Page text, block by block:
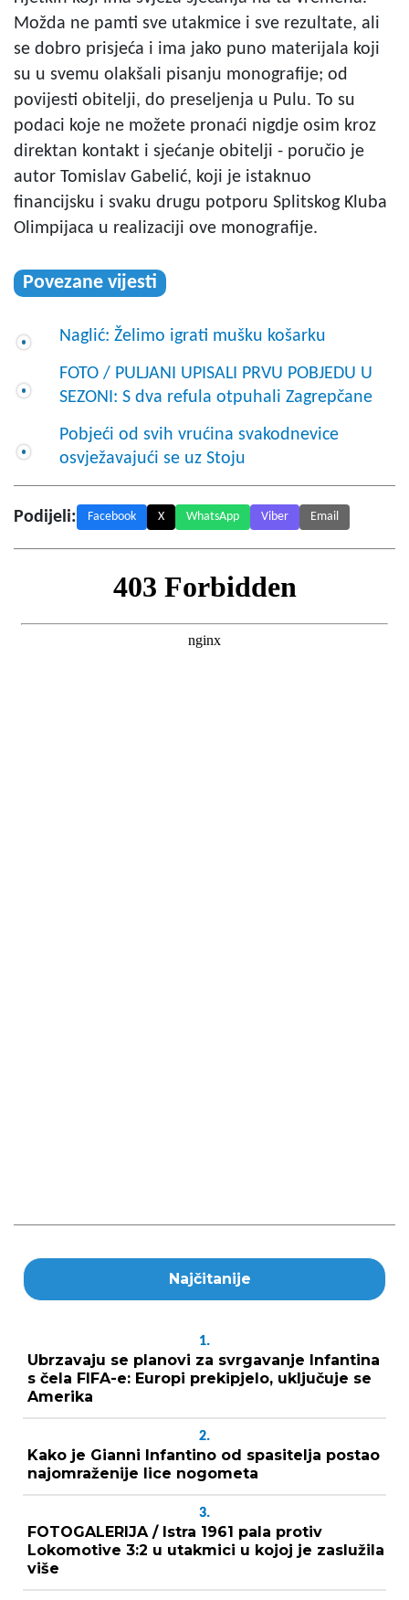
Možda ne pamti sve utakmice i sve rezultate, ali
se dobro prisjeća i ima jako puno materijala koji
su u svemu olakšali pisanju monografije; od
povijesti obitelji, do preseljenja u Pulu. To su
podaci koje ne možete pronaći nigdje osim kroz
direktan kontakt i sjećanje obitelji - poručio je
autor Tomislav Gabelić, koji je istaknuo
financijsku i svaku drugu potporu Splitskog Kluba
Olimpijaca u realizaciji ove monografije.
Povezane vijesti
Naglić: Želimo igrati mušku košarku
FOTO / PULJANI UPISALI PRVU POBJEDU U
SEZONI: S dva refula otpuhali Zagrepčane
Pobjeći od svih vrućina svakodnevice
osvježavajući se uz Stoju
Podijeli: Facebook X WhatsApp Viber Email
Najčitanije
1.
Ubrzavaju se planovi za svrgavanje Infantina
s čela FIFA-e: Europi prekipjelo, uključuje se
Amerika
2.
Kako je Gianni Infantino od spasitelja postao
najomraženije lice nogometa
3.
FOTOGALERIJA / Istra 1961 pala protiv
Lokomotive 3:2 u utakmici u kojoj je zaslužila
više